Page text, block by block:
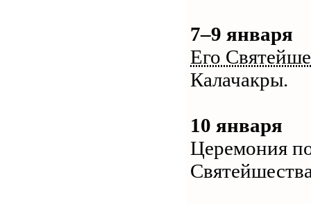
7–9 января
Его
Калачакры.
10 января
Церемония